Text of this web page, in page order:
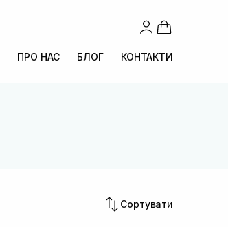
ПРО НАС БЛОГ КОНТАКТИ
Сортувати